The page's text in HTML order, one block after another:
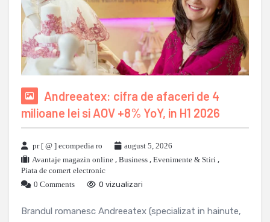
Andreeatex: cifra de afaceri de 4
milioane lei si AOV +8% YoY, in H1 2026
pr [ @ ] ecompedia ro
august 5, 2026
Avantaje magazin online , Business , Evenimente & Stiri ,
Piata de comert electronic
0 Comments
0 vizualizari
Brandul romanesc Andreeatex (specializat in hainute,